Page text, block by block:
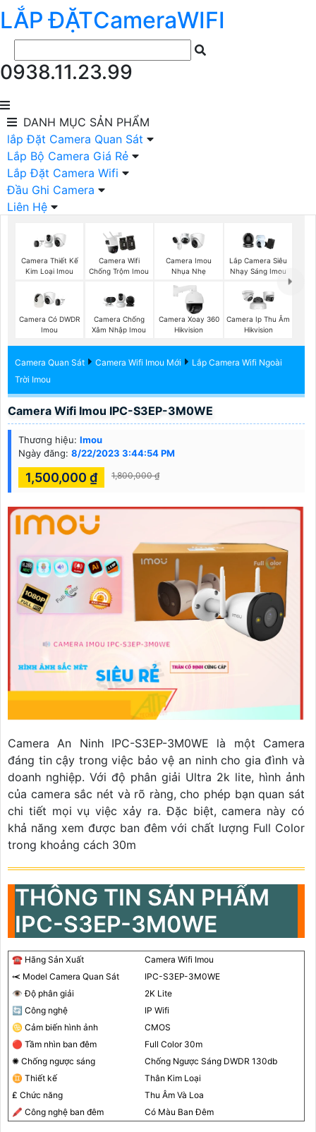
LẮP ĐẶTCameraWIFI
0938.11.23.99
DANH MỤC SẢN PHẨM
lắp Đặt Camera Quan Sát
Lắp Bộ Camera Giá Rẻ
Lắp Đặt Camera Wifi
Đầu Ghi Camera
Liên Hệ
Camera Thiết Kế
Kim Loại Imou
Camera Wifi
Chống Trộm Imou
Camera Imou
Nhụa Nhẹ
Lắp Camera Siêu
Nhạy Sáng Imou
Camera Có DWDR
Imou
Camera Chống
Xâm Nhập Imou
Camera Xoay 360
Hikvision
Camera Ip Thu Âm
Hikvision
Camera Quan Sát Camera Wifi Imou Mới
Lắp Camera Wifi Ngoài
Trời Imou
Camera Wifi Imou IPC-S3EP-3M0WE
Thương hiệu: Imou
Ngày đăng: 8/22/2023 3:44:54 PM
1,500,000 ₫ 1,800,000 ₫
Camera An Ninh IPC-S3EP-3M0WE là một Camera
đáng tin cậy trong việc bảo vệ an ninh cho gia đình và
doanh nghiệp. Với độ phân giải Ultra 2k lite, hình ảnh
của camera sắc nét và rõ ràng, cho phép bạn quan sát
chi tiết mọi vụ việc xảy ra. Đặc biệt, camera này có
khả năng xem được ban đêm với chất lượng Full Color
trong khoảng cách 30m
THÔNG TIN SẢN PHẨM
IPC-S3EP-3M0WE
☎ Hãng Sản Xuất
Camera Wifi Imou
⥷ Model Camera Quan Sát
IPC-S3EP-3M0WE
👁 Độ phân giải
2K Lite
🔄 Công nghệ
IP Wifi
♋ Cảm biến hình ảnh
CMOS
🔴 Tầm nhìn ban đêm
Full Color 30m
✺ Chống ngược sáng
Chống Ngược Sáng DWDR 130db
♊ Thiết kế
Thân Kim Loại
₤ Chức năng
Thu Âm Và Loa
🖍 Công nghệ ban đêm
Có Màu Ban Đêm